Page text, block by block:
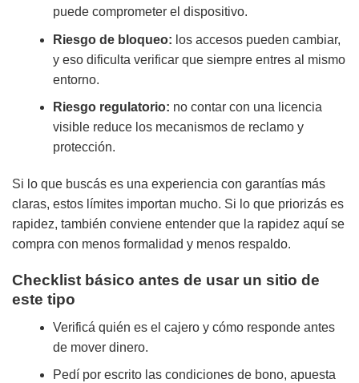
puede comprometer el dispositivo.
Riesgo de bloqueo: los accesos pueden cambiar,
y eso dificulta verificar que siempre entres al mismo
entorno.
Riesgo regulatorio: no contar con una licencia
visible reduce los mecanismos de reclamo y
protección.
Si lo que buscás es una experiencia con garantías más
claras, estos límites importan mucho. Si lo que priorizás es
rapidez, también conviene entender que la rapidez aquí se
compra con menos formalidad y menos respaldo.
Checklist básico antes de usar un sitio de
este tipo
Verificá quién es el cajero y cómo responde antes
de mover dinero.
Pedí por escrito las condiciones de bono, apuesta